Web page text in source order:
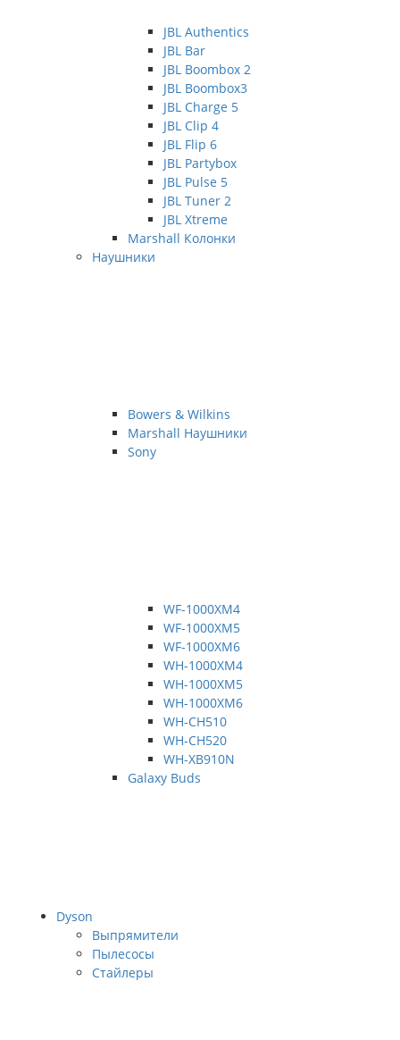
JBL Authentics
JBL Bar
JBL Boombox 2
JBL Boombox3
JBL Charge 5
JBL Clip 4
JBL Flip 6
JBL Partybox
JBL Pulse 5
JBL Tuner 2
JBL Xtreme
Marshall Колонки
Наушники
Bowers & Wilkins
Marshall Наушники
Sony
WF-1000XM4
WF-1000XM5
WF-1000XM6
WH-1000XM4
WH-1000XM5
WH-1000XM6
WH-CH510
WH-CH520
WH-XB910N
Galaxy Buds
Dyson
Выпрямители
Пылесосы
Стайлеры